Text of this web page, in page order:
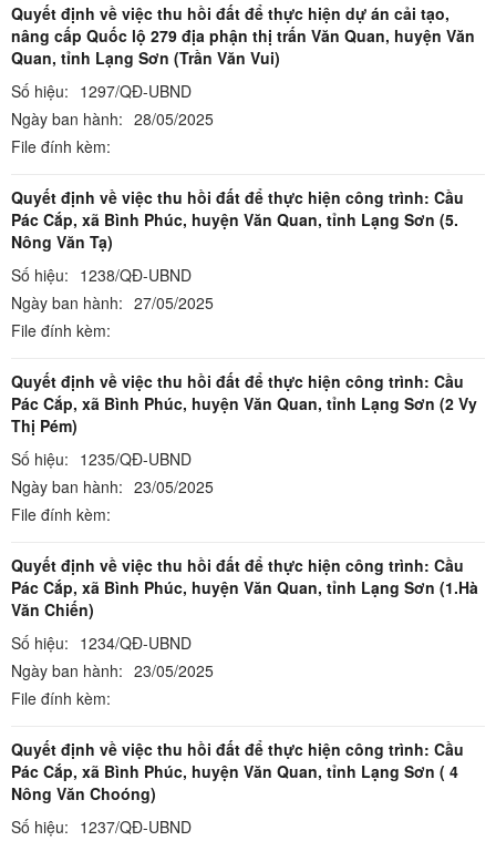
Quyết định về việc thu hồi đất để thực hiện dự án cải tạo,
nâng cấp Quốc lộ 279 địa phận thị trấn Văn Quan, huyện Văn
Quan, tỉnh Lạng Sơn (Trần Văn Vui)
Số hiệu: 1297/QĐ-UBND
Ngày ban hành: 28/05/2025
File đính kèm:
Quyết định về việc thu hồi đất để thực hiện công trình: Cầu
Pác Cắp, xã Bình Phúc, huyện Văn Quan, tỉnh Lạng Sơn (5.
Nông Văn Tạ)
Số hiệu: 1238/QĐ-UBND
Ngày ban hành: 27/05/2025
File đính kèm:
Quyết định về việc thu hồi đất để thực hiện công trình: Cầu
Pác Cắp, xã Bình Phúc, huyện Văn Quan, tỉnh Lạng Sơn (2 Vy
Thị Pém)
Số hiệu: 1235/QĐ-UBND
Ngày ban hành: 23/05/2025
File đính kèm:
Quyết định về việc thu hồi đất để thực hiện công trình: Cầu
Pác Cắp, xã Bình Phúc, huyện Văn Quan, tỉnh Lạng Sơn (1.Hà
Văn Chiến)
Số hiệu: 1234/QĐ-UBND
Ngày ban hành: 23/05/2025
File đính kèm:
Quyết định về việc thu hồi đất để thực hiện công trình: Cầu
Pác Cắp, xã Bình Phúc, huyện Văn Quan, tỉnh Lạng Sơn ( 4
Nông Văn Choóng)
Số hiệu: 1237/QĐ-UBND